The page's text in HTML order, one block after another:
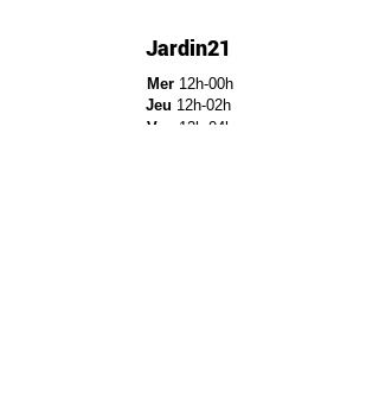
Jardin21
Mer12h-00h
Jeu 12h-02h
Ven 12h-04h